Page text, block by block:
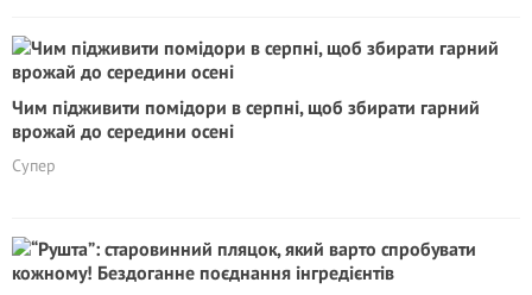
Чим підживити помідори в серпні, щоб збирати гарний
врожай до середини осені
Супер